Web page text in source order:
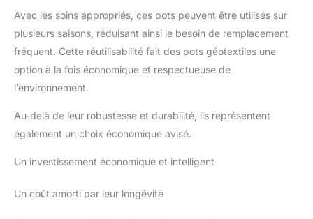
Avec les soins appropriés, ces pots peuvent être utilisés sur
plusieurs saisons, réduisant ainsi le besoin de remplacement
fréquent. Cette réutilisabilité fait des pots géotextiles une
option à la fois économique et respectueuse de
l’environnement.
Au-delà de leur robustesse et durabilité, ils représentent
également un choix économique avisé.
Un investissement économique et intelligent
Un coût amorti par leur longévité